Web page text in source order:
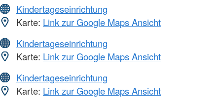
Kindertageseinrichtung
Karte: Link zur Google Maps Ansicht
Kindertageseinrichtung
Karte: Link zur Google Maps Ansicht
Kindertageseinrichtung
Karte: Link zur Google Maps Ansicht